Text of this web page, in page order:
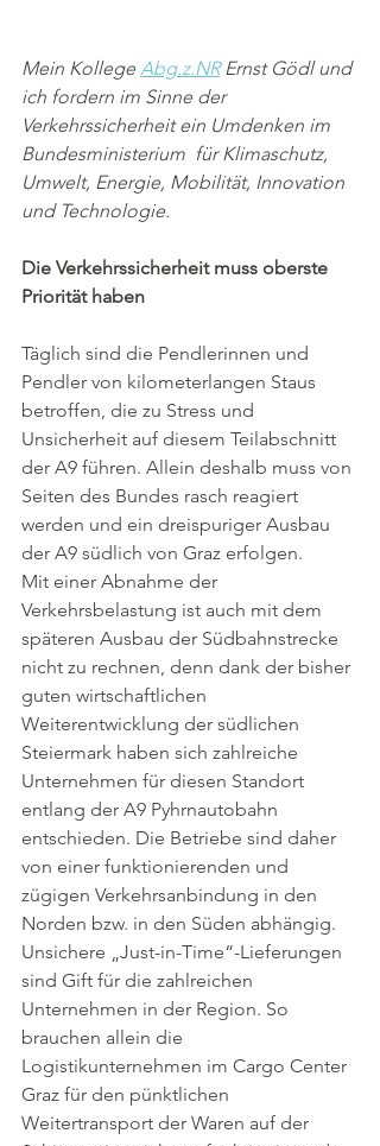
Mein Kollege Abg.z.NR Ernst Gödl und
ich fordern im Sinne der
Verkehrssicherheit ein Umdenken im
Bundesministerium  für Klimaschutz,
Umwelt, Energie, Mobilität, Innovation
und Technologie.
Die Verkehrssicherheit muss oberste
Priorität haben
Täglich sind die Pendlerinnen und
Pendler von kilometerlangen Staus
betroffen, die zu Stress und
Unsicherheit auf diesem Teilabschnitt
der A9 führen. Allein deshalb muss von
Seiten des Bundes rasch reagiert
werden und ein dreispuriger Ausbau
der A9 südlich von Graz erfolgen.
Mit einer Abnahme der
Verkehrsbelastung ist auch mit dem
späteren Ausbau der Südbahnstrecke
nicht zu rechnen, denn dank der bisher
guten wirtschaftlichen
Weiterentwicklung der südlichen
Steiermark haben sich zahlreiche
Unternehmen für diesen Standort
entlang der A9 Pyhrnautobahn
entschieden. Die Betriebe sind daher
von einer funktionierenden und
zügigen Verkehrsanbindung in den
Norden bzw. in den Süden abhängig.
Unsichere „Just-in-Time“-Lieferungen
sind Gift für die zahlreichen
Unternehmen in der Region. So
brauchen allein die
Logistikunternehmen im Cargo Center
Graz für den pünktlichen
Weitertransport der Waren auf der